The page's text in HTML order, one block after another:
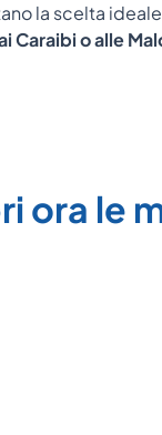
la scelta
Caraibioalle
ora le